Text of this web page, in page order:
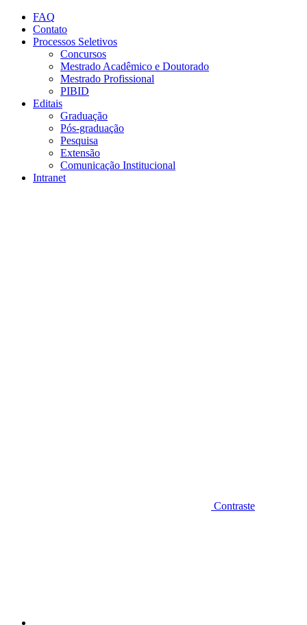
Conteúdo principal
FAQ
Contato
Processos Seletivos
Concursos
Mestrado Acadêmico e Doutorado
Mestrado Profissional
PIBID
Editais
Graduação
Pós-graduação
Pesquisa
Extensão
Comunicação Institucional
Intranet
Contraste